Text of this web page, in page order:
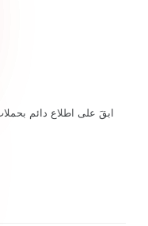
ابقَ على اطلاع دائم